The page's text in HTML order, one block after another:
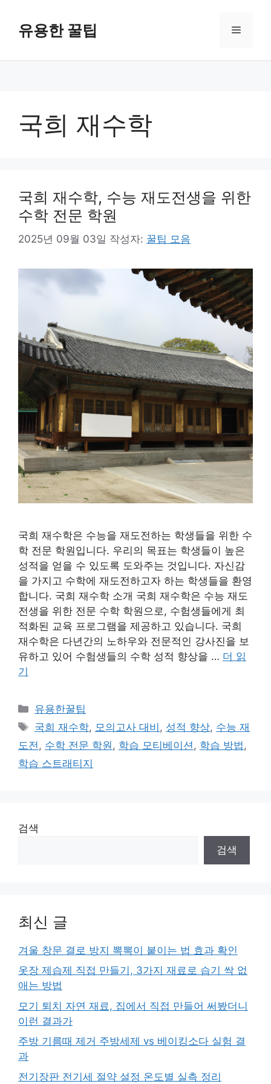
유용한 꿀팁 메
국희 재수학
국희 재수학, 수능 재도전생을 위한
수학 전문 학원
2025년 09월 03일 작성자: 꿀팁 모음
국희 재수학은 수능을 재도전하는 학생들을 위한 수
학 전문 학원입니다. 우리의 목표는 학생들이 높은
성적을 얻을 수 있도록 도와주는 것입니다. 자신감
을 가지고 수학에 재도전하고자 하는 학생들을 환영
합니다. 국희 재수학 소개 국희 재수학은 수능 재도
전생을 위한 전문 수학 학원으로, 수험생들에게 최
적화된 교육 프로그램을 제공하고 있습니다. 국희
재수학은 다년간의 노하우와 전문적인 강사진을 보
유하고 있어 수험생들의 수학 성적 향상을 … 더 읽
기
카
테
고
리
유용한꿀팁
태
그
국희 재수학, 모의고사 대비 , 성적 향상, 수능 재
도전 , 수학 전문 학원 , 학습 모티베이션 , 학습 방법 ,
학습 스트래티지
검색
검색
최신 글
겨울 창문 결로 방지 뽁뽁이 붙이는 법 효과 확인
옷장 제습제 직접 만들기, 3가지 재료로 습기 싹 없
애는 방법
모기 퇴치 자연 재료, 집에서 직접 만들어 써봤더니
이런 결과가
주방 기름때 제거 주방세제 vs 베이킹소다 실험 결
과
전기장판 전기세 절약 설정 온도별 실측 정리